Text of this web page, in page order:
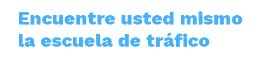
Encuentre usted mismo
la escuela de tráfico